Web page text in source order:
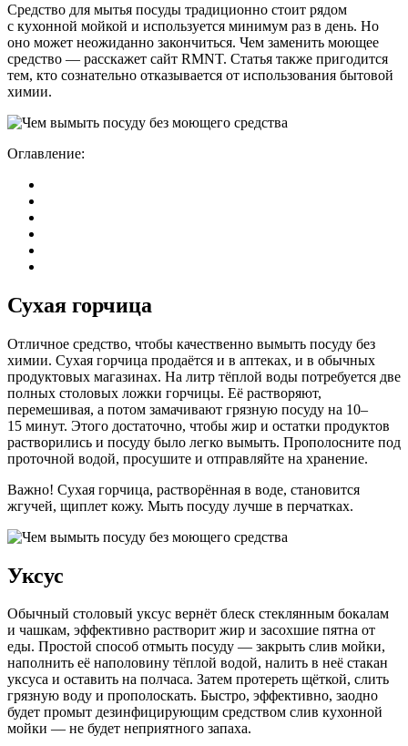
Средство для мытья посуды традиционно стоит рядом
с кухонной мойкой и используется минимум раз в день. Но
оно может неожиданно закончиться. Чем заменить моющее
средство — расскажет сайт RMNT. Статья также пригодится
тем, кто сознательно отказывается от использования бытовой
химии.
Оглавление:
Сухая горчица
Отличное средство, чтобы качественно вымыть посуду без
химии. Сухая горчица продаётся и в аптеках, и в обычных
продуктовых магазинах. На литр тёплой воды потребуется две
полных столовых ложки горчицы. Её растворяют,
перемешивая, а потом замачивают грязную посуду на 10–
15 минут. Этого достаточно, чтобы жир и остатки продуктов
растворились и посуду было легко вымыть. Прополосните под
проточной водой, просушите и отправляйте на хранение.
Важно! Сухая горчица, растворённая в воде, становится
жгучей, щиплет кожу. Мыть посуду лучше в перчатках.
Уксус
Обычный столовый уксус вернёт блеск стеклянным бокалам
и чашкам, эффективно растворит жир и засохшие пятна от
еды. Простой способ отмыть посуду — закрыть слив мойки,
наполнить её наполовину тёплой водой, налить в неё стакан
уксуса и оставить на полчаса. Затем протереть щёткой, слить
грязную воду и прополоскать. Быстро, эффективно, заодно
будет промыт дезинфицирующим средством слив кухонной
мойки — не будет неприятного запаха.